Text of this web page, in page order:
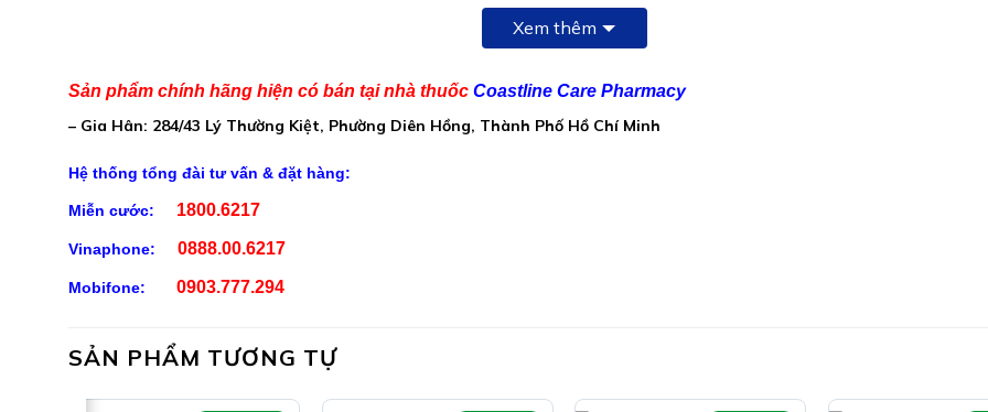
Trái Xúc xích Châu Phi
Dầu Oliu
Xem thêm
Sản phẩm chính hãng hiện có bán tại nhà thuốc Coastline Care Pharmacy
– Gia Hân: 284/43 Lý Thường Kiệt, Phường Diên Hồng, Thành Phố Hồ Chí Minh
Hệ thống tổng đài tư vấn & đặt hàng:
Miễn cước: 1800.6217
Vinaphone: 0888.00.6217
Mobifone: 0903.777.294
SẢN PHẨM TƯƠNG TỰ